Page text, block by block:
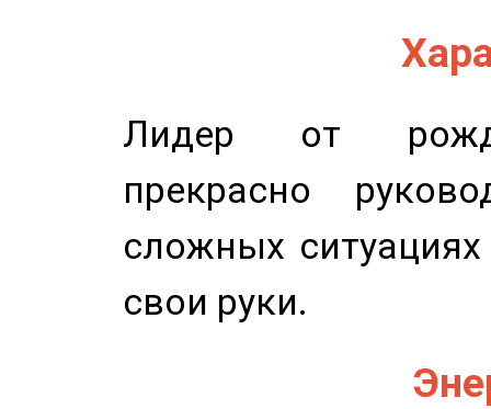
Лидер от
прекрасно
сложных
свои руки.